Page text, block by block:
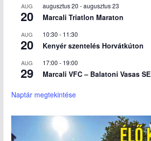
AUG
20
augusztus 20 -augusztus 23
Marcali Triatlon Maraton
AUG
20
10:30 - 11:30
Kenyér szentelés Horvátkúton
AUG
29
17:00 - 19:00
Marcali VFC – Balatoni Vasas SE
Naptár megtekintése